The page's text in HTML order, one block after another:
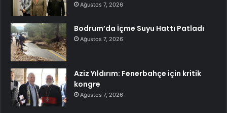
Ağustos 7, 2026
Bodrum’da İçme Suyu Hattı Patladı
Ağustos 7, 2026
Aziz Yıldırım: Fenerbahçe için kritik
kongre
Ağustos 7, 2026